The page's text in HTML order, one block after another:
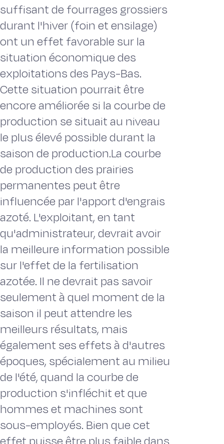
suffisant de fourrages grossiers
durant l'hiver (foin et ensilage)
ont un effet favorable sur la
situation économique des
exploitations des Pays-Bas.
Cette situation pourrait être
encore améliorée si la courbe de
production se situait au niveau
le plus élevé possible durant la
saison de production.La courbe
de production des prairies
permanentes peut être
influencée par l'apport d'engrais
azoté. L'exploitant, en tant
qu'administrateur, devrait avoir
la meilleure information possible
sur l'effet de la fertilisation
azotée. Il ne devrait pas savoir
seulement à quel moment de la
saison il peut attendre les
meilleurs résultats, mais
également ses effets à d'autres
époques, spécialement au milieu
de l'été, quand la courbe de
production s'infléchit et que
hommes et machines sont
sous-employés. Bien que cet